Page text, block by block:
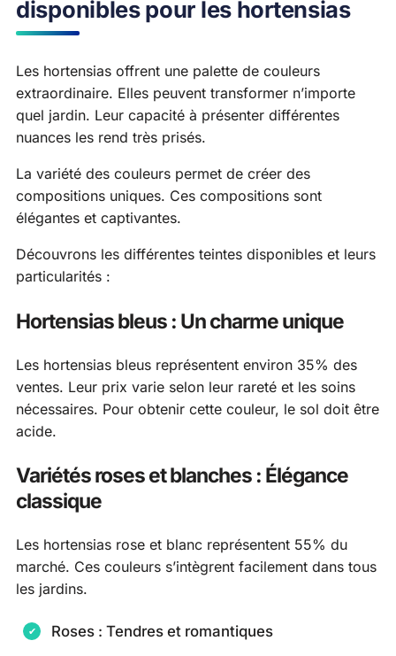
disponibles pour les hortensias
Les hortensias offrent une palette de couleurs
extraordinaire. Elles peuvent transformer n’importe
quel jardin. Leur capacité à présenter différentes
nuances les rend très prisés.
La variété des couleurs permet de créer des
compositions uniques. Ces compositions sont
élégantes et captivantes.
Découvrons les différentes teintes disponibles et leurs
particularités :
Hortensias bleus : Un charme unique
Les hortensias bleus représentent environ 35% des
ventes. Leur prix varie selon leur rareté et les soins
nécessaires. Pour obtenir cette couleur, le sol doit être
acide.
Variétés roses et blanches : Élégance
classique
Les hortensias rose et blanc représentent 55% du
marché. Ces couleurs s’intègrent facilement dans tous
les jardins.
Roses : Tendres et romantiques